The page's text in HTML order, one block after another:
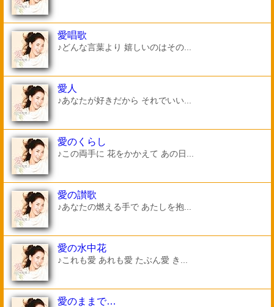
愛唱歌
♪どんな言葉より 嬉しいのはその...
愛人
♪あなたが好きだから それでいい...
愛のくらし
♪この両手に 花をかかえて あの日...
愛の讃歌
♪あなたの燃える手で あたしを抱...
愛の水中花
♪これも愛 あれも愛 たぶん愛 き...
愛のままで…